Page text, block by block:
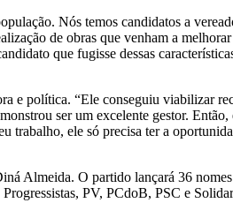
Nós temos candidatos a
de obras que venham a
que fugisse dessas
e política. “Ele conseguiu viabilizar
ser um excelente gestor. Então,
trabalho, ele só precisa ter a
Almeida. O partido lançará 36
PV, PCdoB, PSC e